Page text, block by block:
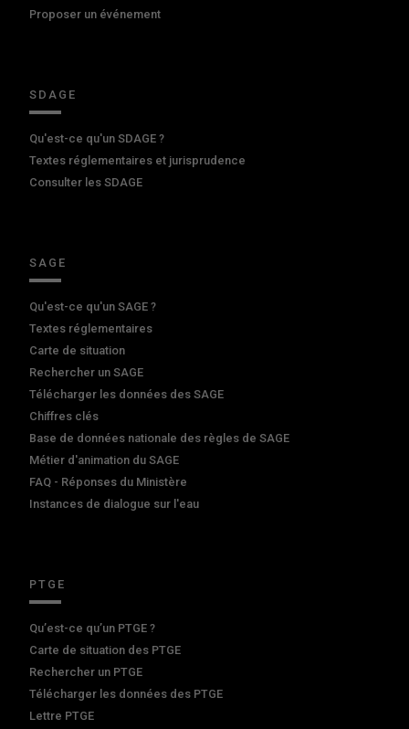
Proposer un événement
SDAGE
Qu'est-ce qu'un SDAGE ?
Textes réglementaires et jurisprudence
Consulter les SDAGE
SAGE
Qu'est-ce qu'un SAGE ?
Textes réglementaires
Carte de situation
Rechercher un SAGE
Télécharger les données des SAGE
Chiffres clés
Base de données nationale des règles de SAGE
Métier d'animation du SAGE
FAQ - Réponses du Ministère
Instances de dialogue sur l'eau
PTGE
Qu’est-ce qu’un PTGE ?
Carte de situation des PTGE
Rechercher un PTGE
Télécharger les données des PTGE
Lettre PTGE